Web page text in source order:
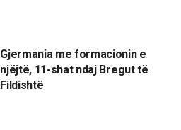
Gjermania me formacionin e
njëjtë, 11-shat ndaj Bregut të
Fildishtë